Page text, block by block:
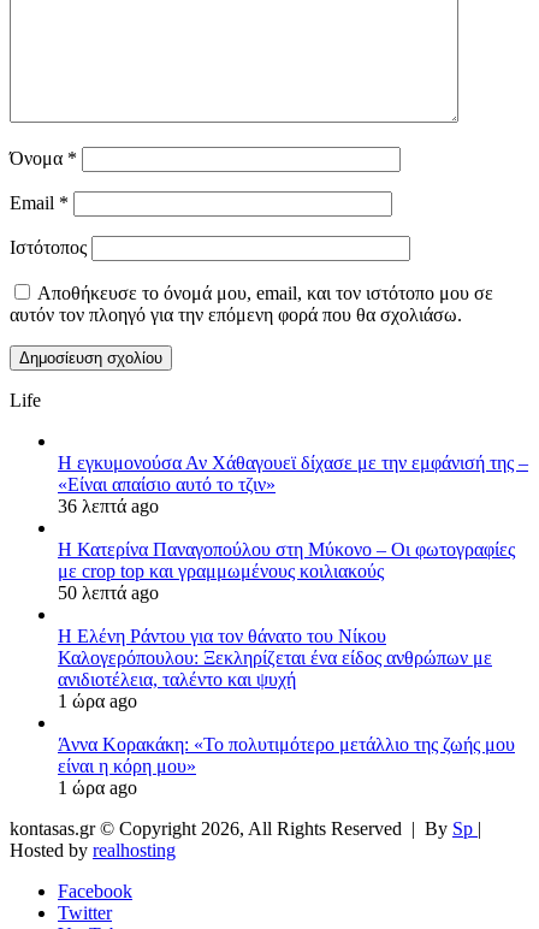
Όνομα *
Email *
Ιστότοπος
Αποθήκευσε το όνομά μου, email, και τον ιστότοπο μου σε
αυτόν τον πλοηγό για την επόμενη φορά που θα σχολιάσω.
Life
Η εγκυμονούσα Αν Χάθαγουεϊ δίχασε με την εμφάνισή της –
«Είναι απαίσιο αυτό το τζιν»
36 λεπτά ago
Η Κατερίνα Παναγοπούλου στη Μύκονο – Οι φωτογραφίες
με crop top και γραμμωμένους κοιλιακούς
50 λεπτά ago
Η Ελένη Ράντου για τον θάνατο του Νίκου
Καλογερόπουλου: Ξεκληρίζεται ένα είδος ανθρώπων με
ανιδιοτέλεια, ταλέντο και ψυχή
1 ώρα ago
Άννα Κορακάκη: «Το πολυτιμότερο μετάλλιο της ζωής μου
είναι η κόρη μου»
1 ώρα ago
kontasas.gr © Copyright 2026, All Rights Reserved | By Sp |
Hosted by realhosting
Facebook
Twitter